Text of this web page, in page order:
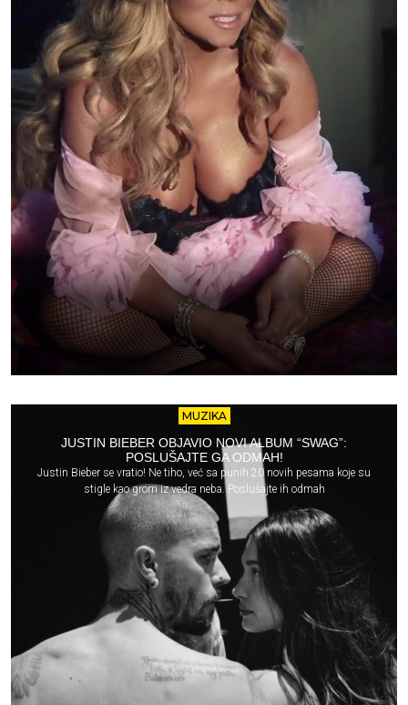
MUZIKA
JUSTIN BIEBER OBJAVIO NOVI ALBUM “SWAG”:
POSLUŠAJTE GA ODMAH!
Justin Bieber se vratio! Ne tiho, već sa punih 20 novih pesama koje su
stigle kao grom iz vedra neba. Poslušajte ih odmah